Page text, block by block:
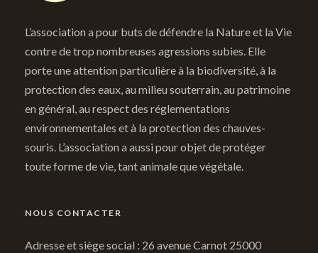
L’association a pour buts de défendre la Nature et la Vie
contre de trop nombreuses agressions subies. Elle
porte une attention particulière à la biodiversité, à la
protection des eaux, au milieu souterrain, au patrimoine
en général, au respect des réglementations
environnementales et à la protection des chauves-
souris. L’association a aussi pour objet de protéger
toute forme de vie, tant animale que végétale.
NOUS CONTACTER
Adresse et siège social : 26 avenue Carnot 25000